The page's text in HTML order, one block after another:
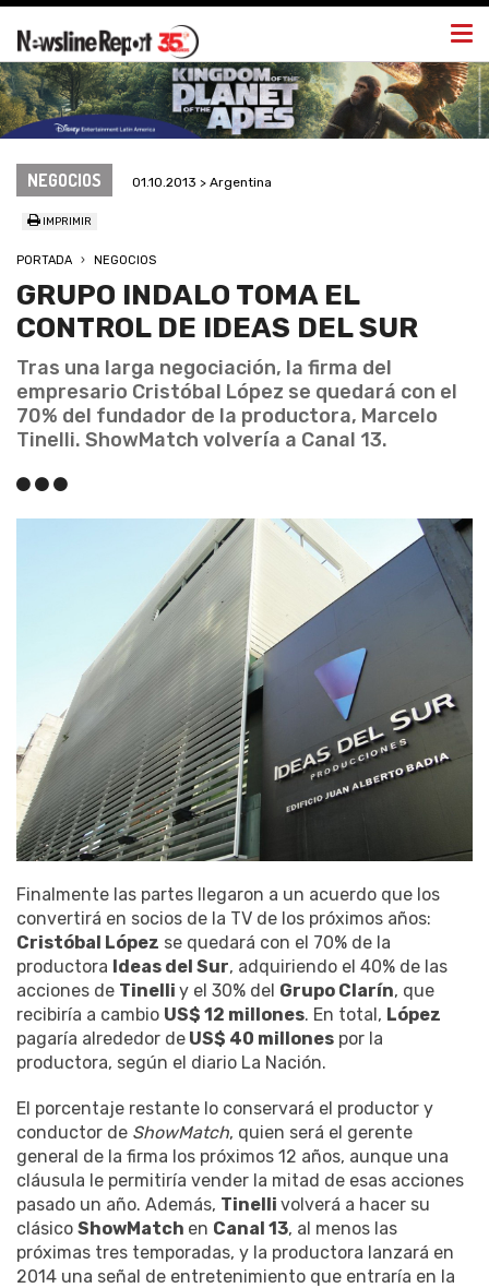
NEGOCIOS 01.10.2013 > Argentina
IMPRIMIR
PORTADA NEGOCIOS
GRUPO INDALO TOMA EL
CONTROL DE IDEAS DEL SUR
Tras una larga negociación, la firma del
empresario Cristóbal López se quedará con el
70% del fundador de la productora, Marcelo
Tinelli. ShowMatch volvería a Canal 13.
Finalmente las partes llegaron a un acuerdo que los
convertirá en socios de la TV de los próximos años:
Cristóbal López se quedará con el 70% de la
productora Ideas del Sur, adquiriendo el 40% de las
acciones de Tinelli y el 30% del Grupo Clarín, que
recibiría a cambio US$ 12 millones. En total, López
pagaría alrededor de US$ 40 millones por la
productora, según el diario La Nación.
El porcentaje restante lo conservará el productor y
conductor de ShowMatch, quien será el gerente
general de la firma los próximos 12 años, aunque una
cláusula le permitiría vender la mitad de esas acciones
pasado un año. Además, Tinelli volverá a hacer su
clásico ShowMatch en Canal 13, al menos las
próximas tres temporadas, y la productora lanzará en
2014 una señal de entretenimiento que entraría en la